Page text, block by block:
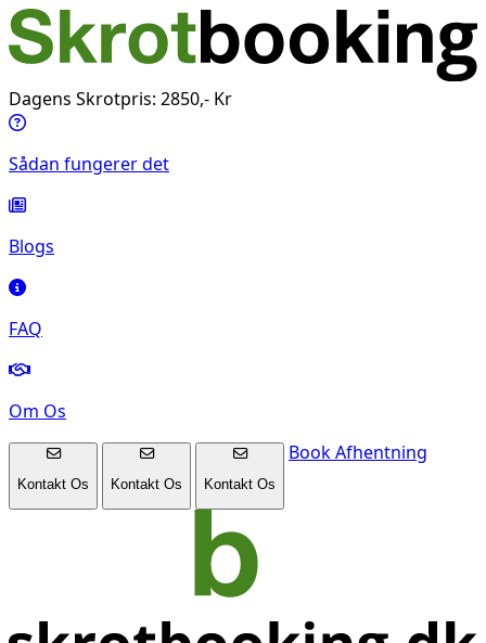
Dagens Skrotpris: 2850,- Kr
Sådan fungerer det
Blogs
FAQ
Om Os
Kontakt Os Kontakt Os Kontakt Os
Book Afhentning